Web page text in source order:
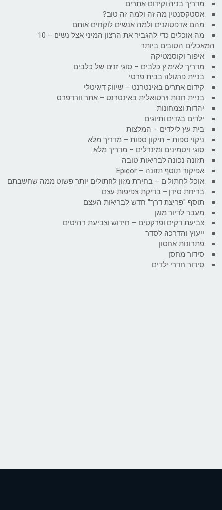
מדריך בניה וקידום אתרים
אסטקסנטין מה זה ולמה זה טוב?
מהם אדפטוגנים ולמה אנשים לוקחים אותם
מה אוכלים כדי להגביר את הרצון המיני אצל נשים – 10
המאכלים הטובים ביותר
איפור וקוסמטיקה
מדריך לאימוץ כלבים – סוגי זנים של כלבים
בניית פרגולה בבית פרטי
קידום אתרים באינטרנט – שיווק דיגיטלי
בניית חנות וירטואלית באינטרנט – אתר וורדפרס
יהדות וצמחונות
ילדים בגדים ותיוגים
בית עץ לילדים – המלצות
ניקוי ספות – תיקון ספות – מדריך מלא
סוגי ויטמינים ומינרלים – מדריך מלא
תזונה נכונה לבריאות טובה
אפיקור תוסף תזונה – Epicor
אוכל לחתולים – בחירת מזון לחתולים יותר פשוט ממה שחשבתם
בריחת סידן – בדיקת צפיפות עצם
תוסף "פריצת דרך" חדש לבריאות העצם
מעבר לדיור מוגן
צביעת דקים ופרקטים – חידוש וצביעת רהיטים
ייעוץ והדרכה לסדר
פתרונות אחסון
סידור מחסן
סידור חדרי ילדים